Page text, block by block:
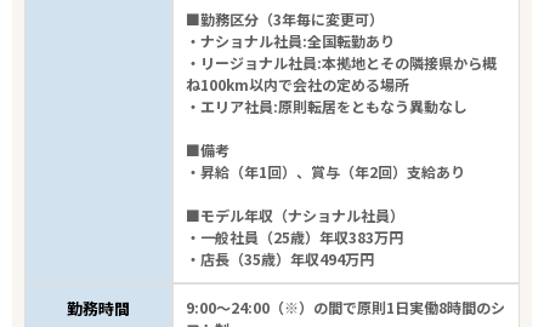
■勤務区分（3年毎に変更可）
・ナショナル社員:全国転勤あり
・リージョナル社員:本拠地とその隣接県から概
ね100km以内で会社の定める場所
・エリア社員:原則転居をともなう異動なし
■備考
・昇給（年1回）、賞与（年2回）支給あり
■モデル年収（ナショナル社員）
・一般社員（25歳）年収383万円
・店長（35歳）年収494万円
勤務時間
9:00～24:00（※）の間で原則1日実働8時間のシ